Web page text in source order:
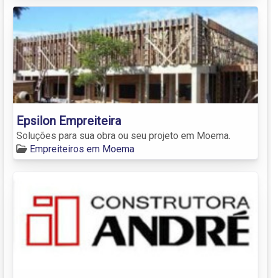
Epsilon Empreiteira
Soluções para sua obra ou seu projeto em Moema.
Empreiteiros em Moema